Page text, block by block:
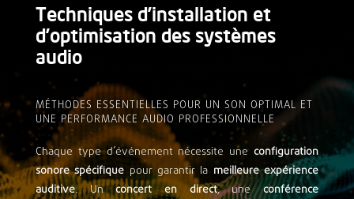
Techniques d’installation et
d’optimisation des systèmes
audio
MÉTHODES ESSENTIELLES POUR UN SON OPTIMAL ET
UNE PERFORMANCE AUDIO PROFESSIONNELLE
Chaque type d’événement nécessite uneconfiguration
sonore spécifique pour garantir la meilleure expérience
auditive. Unconcert en direct, uneconférence